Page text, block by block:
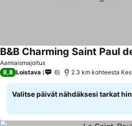
Aamiaismajoitus
B&B Charming Saint Paul
8,8 Loistava 6 2.3 km kohteesta
Valitse päivät nähdäksesi tarkat